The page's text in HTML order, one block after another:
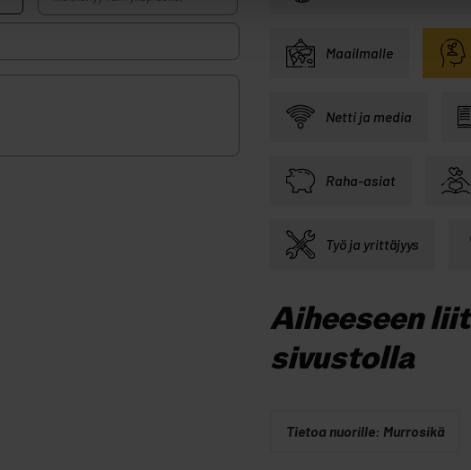
Ikä:
Maailmalle
Netti ja media
Raha-asiat
Työ ja yrittäjyys
Aiheeseen
sivustolla
Tietoa nuorille: Murrosikä